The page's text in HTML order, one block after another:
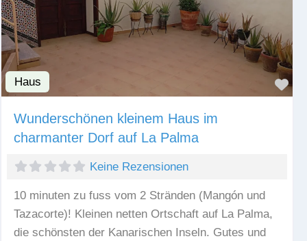
Haus
Wunderschönen kleinem Haus im
charmanter Dorf auf La Palma
Keine Rezensionen
10 minuten zu fuss vom 2 Stränden (Mangón und
Tazacorte)! Kleinen netten Ortschaft auf La Palma,
die schönsten der Kanarischen Inseln. Gutes und